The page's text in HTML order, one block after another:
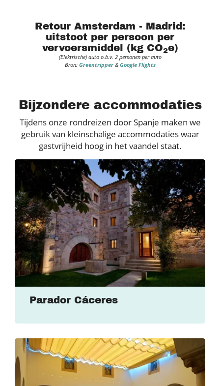
Retour Amsterdam - Madrid:
uitstoot per persoon per
vervoersmiddel (kg CO2e)
(Elektrische) auto o.b.v. 2 personen per auto
Bron: Greentripper& Google Flights
Bijzondere accommodaties
Tijdens onze rondreizen door Spanje maken we
gebruik van kleinschalige accommodaties waar
gastvrijheid hoog in het vaandel staat.
Parador Cáceres